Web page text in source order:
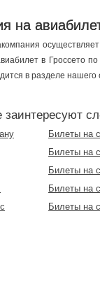
на
в Гроссето
в разделе
заинтересуют
Билеты на
Билеты на
Билеты на
Билеты на
Билеты на